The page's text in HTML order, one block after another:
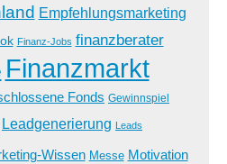
Empfehlungsmarketing
Finanz-Jobs finanzberater
Finanzmarkt
Fonds Gewinnspiel
Leadgenerierung Leads
Wissen Messe Motivation